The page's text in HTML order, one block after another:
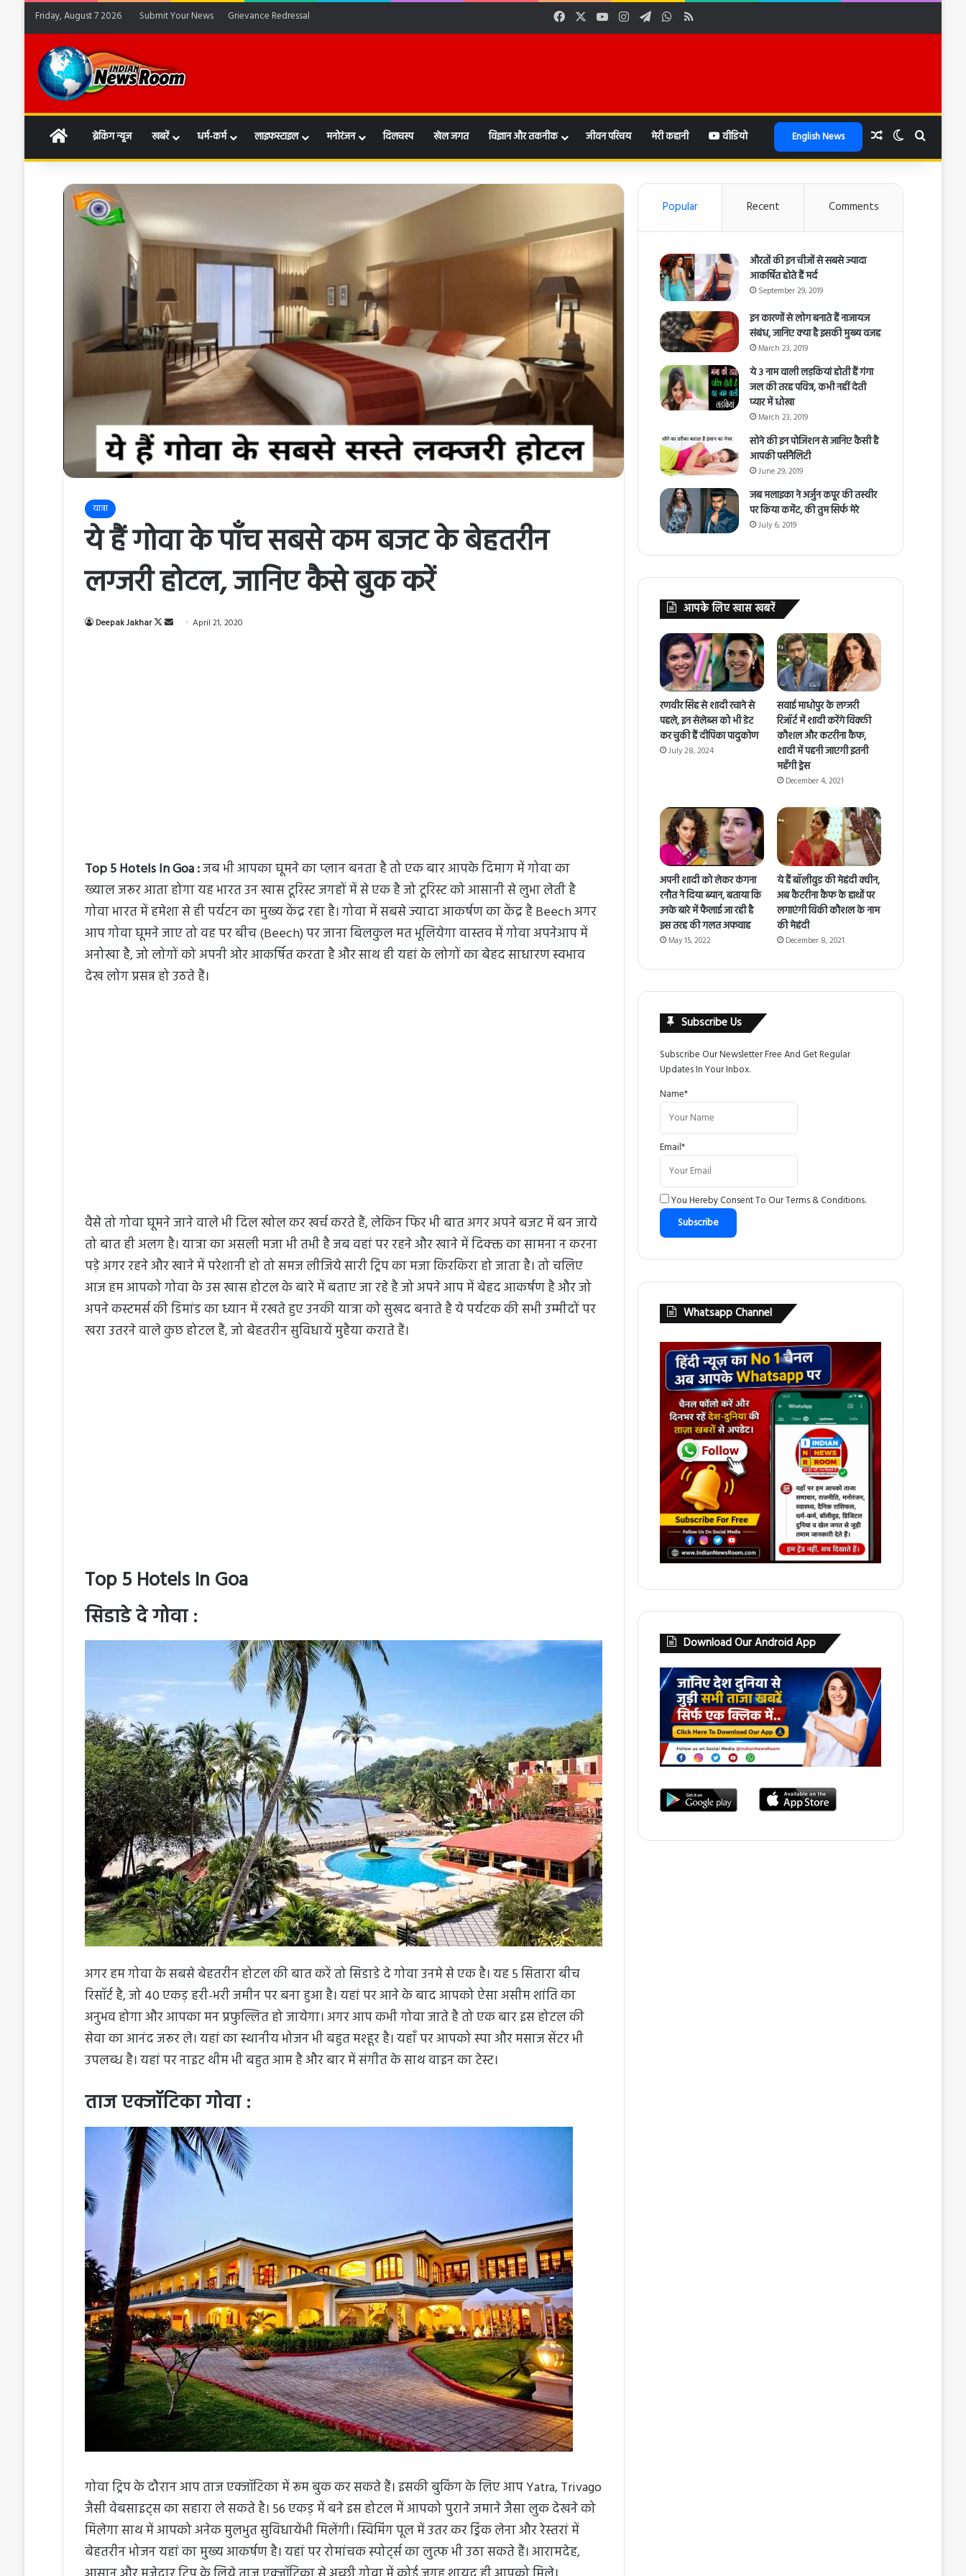
Friday, August 7 2026 Submit Your News Grievance Redressal Facebook YouTubeInstagramTelegramWhatsApp
RSS
HOMEब्रेकिंग न्यूज खबरें धर्म-कर्म लाइफस्टाइल मनोरंजन दिलचस्प खेल जगत विज्ञान और तकनीक जीवन परिचय मेरी कहानी वीडियो English News Random Article
Switch skin
Search
यात्रा
ये हैं गोवा के पाँच सबसे कम बजट के बेहतरीन
लग्जरी होटल, जानिए कैसे बुक करें
Deepak Jakhar
F S
April 21, 2020
Top 5 Hotels In Goa :जब भी आपका घूमने का प्लान बनता है तो एक बार आपके दिमाग में गोवा का
ख्याल जरूर आता होगा यह भारत उन खास टूरिस्ट जगहों में से एक है जो टूरिस्ट को आसानी से लुभा लेती है
गोवा भारत में हमेशा से ही पर्यटन का मुख्य केंद्र रहा है। गोवा में सबसे ज्यादा आकर्षण का केंद्र है Beech अगर
आप गोवा घूमने जाए तो वह पर बीच (Beech) पर जाना बिलकुल मत भूलियेगा वास्तव में गोवा अपनेआप में
अनोखा है, जो लोगों को अपनी ओर आकर्ष‍ित करता है और साथ ही यहां के लोगों का बेहद साधारण स्वभाव
देख लोग प्रसन्न हो उठते हैं।
वैसे तो गोवा घूमने जाने वाले भी दिल खोल कर खर्च करते हैं, लेकिन फिर भी बात अगर अपने बजट में बन जाये
तो बात ही अलग है। यात्रा का असली मजा भी तभी है जब वहां पर रहने और खाने में दिक्क्त का सामना न करना
पड़े अगर रहने और खाने में परेशानी हो तो समज लीजिये सारी ट्रिप का मजा किरकिरा हो जाता है। तो चलिए
आज हम आपको गोवा के उस खास होटल के बारे में बताए जा रहे है जो अपने आप में बेहद आकर्षण है और जो
अपने कस्टमर्स की डिमांड का ध्यान में रखते हुए उनकी यात्रा को सुखद बनाते है ये पर्यटक की सभी उम्मीदों पर
खरा उतरने वाले कुछ होटल हैं, जो बेहतरीन सुविधायें मुहैया कराते हैं।
Top 5 Hotels In Goa
सिडाडे दे गोवा :
अगर हम गोवा के सबसे बेहतरीन होटल की बात करें तो सिडाडे दे गोवा उनमे से एक है। यह 5 सितारा बीच
रिसॉर्ट है, जो 40 एकड़ हरी-भरी जमीन पर बना हुआ है। यहां पर आने के बाद आपको ऐसा असीम शांति का
अनुभव होगा और आपका मन प्रफुल्लित हो जायेगा। अगर आप कभी गोवा जाते है तो एक बार इस होटल की
सेवा का आनंद जरूर ले। यहां का स्थानीय भोजन भी बहुत मश्हूर है। यहाँ पर आपको स्पा और मसाज सेंटर भी
उपलब्ध है। यहां पर नाइट थीम भी बहुत आम है और बार में संगीत के साथ वाइन का टेस्ट।
ताज एक्जॉटिका गोवा :
गोवा ट्रिप के दौरान आप ताज एक्जॉटिका में रूम बुक कर सकते हैं। इसकी बुकिंग के लिए आप Yatra, Trivago
जैसी वेबसाइट्स का सहारा ले सकते है। 56 एकड़ में बने इस होटल में आपको पुराने जमाने जैसा लुक देखने को
मिलेगा साथ में आपको अनेक मुलभुत सुविधायेंभी मिलेंगी। स्व‍िमिंग पूल में उतर कर ड्रिंक लेना और रेस्तरां में
बेहतरीन भोजन यहां का मुख्य आकर्षण है। यहां पर रोमांचक स्पोर्ट्स का लुत्फ भी उठा सकते हैं। आरामदेह,
Popular Recent Comments
औरतों की इन चीजों से सबसे ज्यादा
आकर्षित होते हैं मर्द
September 29, 2019
इन कारणों से लोग बनाते हैं नाजायज
संबंध, जानिए क्या है इसकी मुख्य वजह
March 23, 2019
ये 3 नाम वाली लड़कियां होती हैं गंगा
जल की तरह पवित्र, कभी नहीं देती
प्यार में धोखा
March 23, 2019
सोने की इन पोजिशन से जानिए कैसी है
आपकी पर्सनैलिटी
June 29, 2019
जब मलाइका ने अर्जुन कपूर की तस्वीर
पर किया कमेंट, की तुम सिर्फ मेरे
July 6, 2019
आपके लिए खास खबरें
रणवीर सिंह से शादी रचाने से
पहले, इन सेलेब्स को भी डेट
कर चुकी हैं दीपिका पादुकोण
July 28, 2024
सवाई माधोपुर के लग्जरी
रिजॉर्ट में शादी करेंगे विक्की
कौशल और कटरीना कैफ,
शादी में पहनी जाएगी इतनी
महँगी ड्रेस
December 4, 2021
अपनी शादी को लेकर कंगना
रनौत ने दिया ब्यान, बताया कि
उनके बारे में फैलाई जा रही है
इस तरह की गलत अफवाह
May 15, 2022
ये हैं बॉलीवुड की मेहंदी क्‍वीन,
अब कैटरीना कैफ के हाथों पर
लगाएंगी विकी कौशल के नाम
की मेहंदी
December 8, 2021
Subscribe Us
Subscribe Our Newsletter Free And Get Regular
Updates In Your Inbox.
Name*
Email*
You Hereby Consent To OurTerms & Conditions.
Whatsapp Channel
Download Our Android App